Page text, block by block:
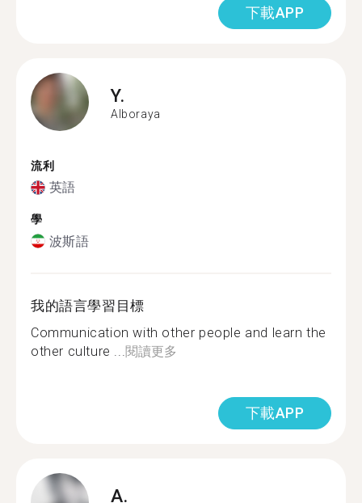
下載APP
Y.
Alboraya
流利
英語
學
波斯語
我的語言學習目標
Communication with other people and learn the
other culture ... 閱讀更多
下載APP
A.